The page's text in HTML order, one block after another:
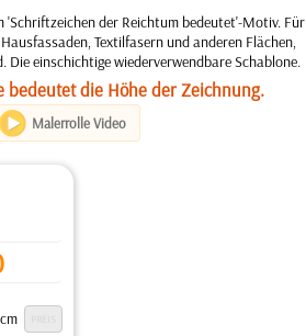
der Reichtum bedeutet'-Motiv. Für
Textilfasern und anderen Flächen,
Die einschichtige wiederverwendbare Schablone.
bedeutet die Höhe der Zeichnung.
Malerrolle Video
cm